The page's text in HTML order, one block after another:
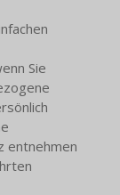
Sie
entnehmen